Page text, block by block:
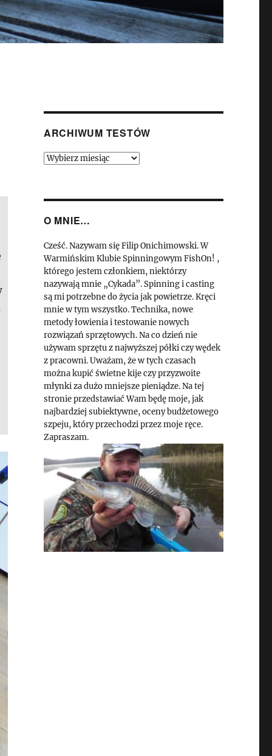
ARCHIWUM TESTÓW
Archiwum
O MNIE…
Cześć. Nazywam się Filip Onichimowski. W
Warmińskim Klubie Spinningowym FishOn! ,
którego jestem członkiem, niektórzy
nazywają mnie „Cykada”. Spinning i casting
są mi potrzebne do życia jak powietrze. Kręci
mnie w tym wszystko. Technika, nowe
metody łowienia i testowanie nowych
rozwiązań sprzętowych. Na co dzień nie
używam sprzętu z najwyższej półki czy wędek
z pracowni. Uważam, że w tych czasach
można kupić świetne kije czy przyzwoite
młynki za dużo mniejsze pieniądze. Na tej
stronie przedstawiać Wam będę moje, jak
najbardziej subiektywne, oceny budżetowego
szpeju, który przechodzi przez moje ręce.
Zapraszam.